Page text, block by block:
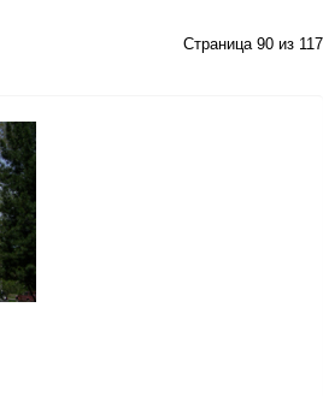
Страница 90 из 117